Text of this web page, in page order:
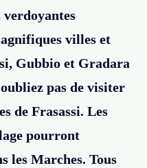
verdoyantes
villes et
Gubbio et Gradara
pas de visiter
de Frasassi. Les
pourront
les Marches. Tous